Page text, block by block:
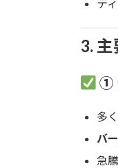
テ
3.
①
多
バ
急